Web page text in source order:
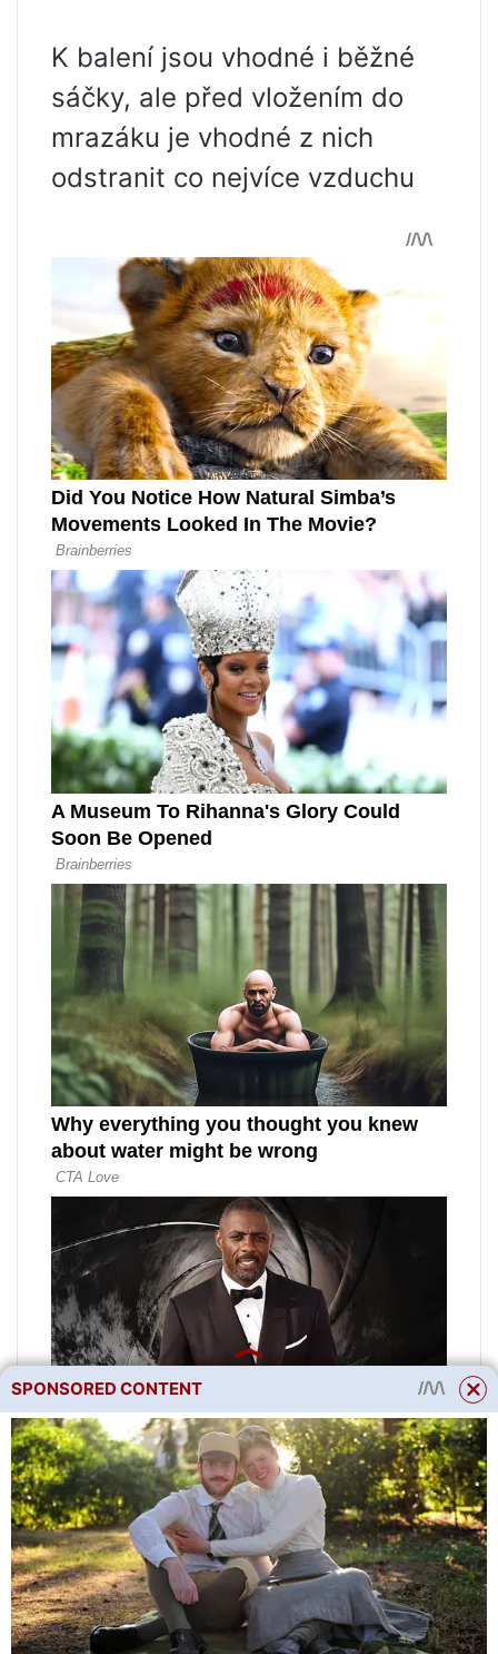
K balení jsou vhodné i běžné
sáčky, ale před vložením do
mrazáku je vhodné z nich
odstranit co nejvíce vzduchu
SPONSORED CONTENT